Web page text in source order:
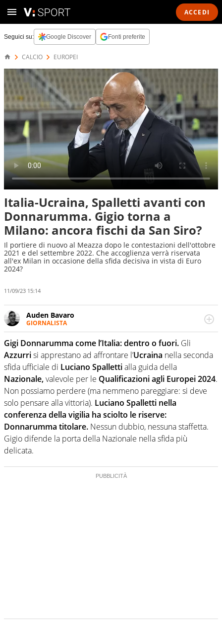
ACCEDI
Seguici su: Google Discover Fonti preferite
CALCIO EUROPEI
Italia-Ucraina, Spalletti avanti con
Donnarumma. Gigio torna a
Milano: ancora fischi da San Siro?
Il portiere di nuovo al Meazza dopo le contestazioni dell'ottobre
2021 e del settembre 2022. Che accoglienza verrà riservata
all'ex Milan in occasione della sfida decisiva in vista di Euro
2024?
11/09/23 15:14
Auden Bavaro
GIORNALISTA
Lo sporco lavoro del coordinamento: qualcuno lo deve
pur fare. Eppure, quando ha modo di pigiare le dita sulla
tastiera, restituisce storie e racconti di sport che valgono
il biglietto
Gigi Donnarumma come l’Italia: dentro o fuori. Gli
Azzurrisi apprestano ad affrontare l’Ucraina nella seconda
sfida ufficiale di Luciano Spallettialla guida della
Nazionale,valevole per le Qualificazioni agli Europei 2024.
Non possiamo perdere (ma nemmeno pareggiare: si deve
solo pensare alla vittoria). Luciano Spalletti nella
conferenza della vigilia ha sciolto le riserve:
Donnarumma titolare. Nessun dubbio, nessuna staffetta.
Gigio difende la porta della Nazionale nella sfida più
delicata.